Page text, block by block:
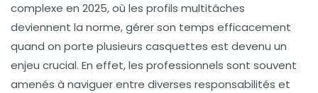
complexe en 2025, où les profils multitâches
deviennent la norme, gérer son temps efficacement
quand on porte plusieurs casquettes est devenu un
enjeu crucial. En effet, les professionnels sont souvent
amenés à naviguer entre diverses responsabilités et